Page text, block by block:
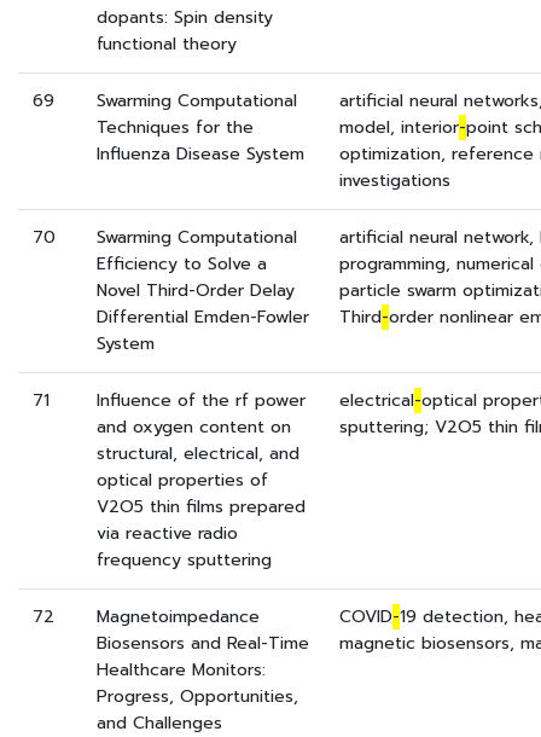
dopants: Spin density
functional theory
69
Swarming Computational
Techniques for the
Influenza Disease System
artificial neural
model, interior-point
optimization, reference
investigations
70
Swarming Computational
Efficiency to Solve a
Novel Third-Order Delay
Differential Emden-Fowler
System
artificial neural network,
programming,
particle swarm
Third-order nonlinear
71
Influence of the rf power
and oxygen content on
structural, electrical, and
optical properties of
V2O5 thin films prepared
via reactive radio
frequency sputtering
electrical-optical
sputtering; V2O5 thin
72
Magnetoimpedance
Biosensors and Real-Time
Healthcare Monitors:
Progress, Opportunities,
and Challenges
COVID-19 detection,
magnetic biosensors,